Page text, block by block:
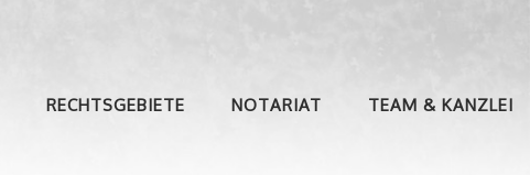
RECHTSGEBIETE NOTARIAT TEAM & KANZLEI